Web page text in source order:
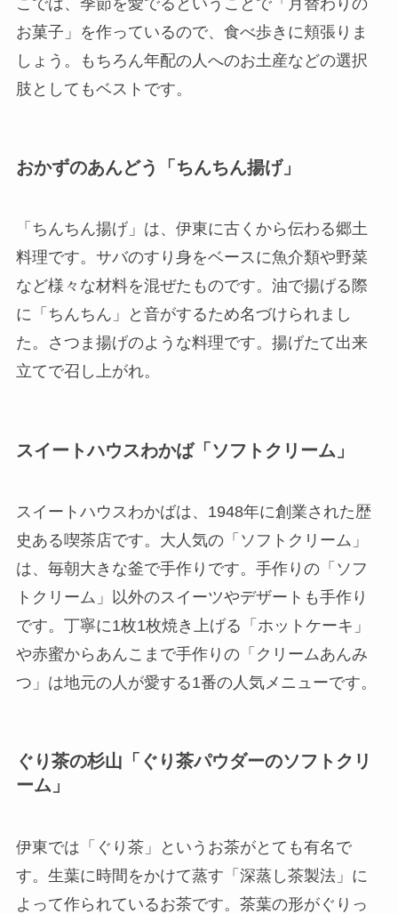
お菓子」を作っているので、食べ歩きに頬張りま
しょう。もちろん年配の人へのお土産などの選択
肢としてもベストです。
おかずのあんどう「ちんちん揚げ」
「ちんちん揚げ」は、伊東に古くから伝わる郷土
料理です。サバのすり身をベースに魚介類や野菜
など様々な材料を混ぜたものです。油で揚げる際
に「ちんちん」と音がするため名づけられまし
た。さつま揚げのような料理です。揚げたて出来
立てで召し上がれ。
スイートハウスわかば「ソフトクリーム」
スイートハウスわかばは、1948年に創業された歴
史ある喫茶店です。大人気の「ソフトクリーム」
は、毎朝大きな釜で手作りです。手作りの「ソフ
トクリーム」以外のスイーツやデザートも手作り
です。 丁寧に1枚1枚焼き上げる「ホットケーキ」
や赤蜜からあんこまで手作りの「クリームあんみ
つ」は地元の人が愛する1番の人気メニューです。
ぐり茶の杉山「ぐり茶パウダーのソフトクリ
ーム」
伊東では「ぐり茶」というお茶がとても有名で
す。生葉に時間をかけて蒸す「深蒸し茶製法」に
よって作られているお茶です。茶葉の形がぐりっ